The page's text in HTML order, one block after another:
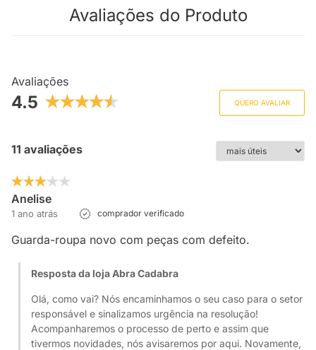
Avaliações do Produto
Avaliações
4.5 QUERO AVALIAR
11 avaliações
Anelise
1 ano atrás comprador verificado
Guarda-roupa novo com peças com defeito.
Resposta da loja Abra Cadabra
Olá, como vai? Nós encaminhamos o seu caso para o setor
responsável e sinalizamos urgência na resolução!
Acompanharemos o processo de perto e assim que
tivermos novidades, nós avisaremos por aqui. Novamente,